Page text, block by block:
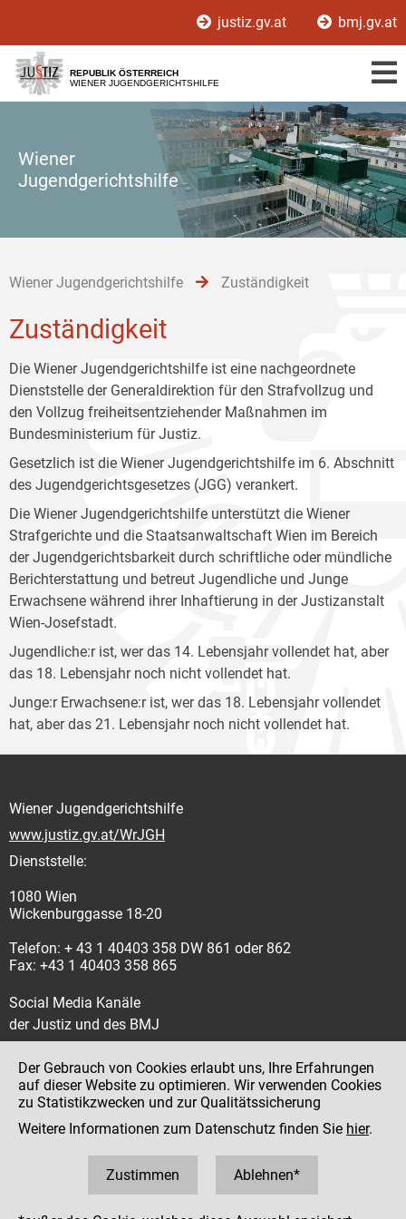
[1]
[2]
[3]
justiz.gv.at bmj.gv.at
REPUBLIK ÖSTERREICH
WIENER JUGENDGERICHTSHILFE
Wiener
Jugendgerichtshilfe
Wiener Jugendgerichtshilfe Zuständigkeit
Zuständigkeit
Die Wiener Jugendgerichtshilfe ist eine nachgeordnete
Dienststelle der Generaldirektion für den Strafvollzug und
den Vollzug freiheitsentziehender Maßnahmen im
Bundesministerium für Justiz.
Gesetzlich ist die Wiener Jugendgerichtshilfe im 6. Abschnitt
des Jugendgerichtsgesetzes (JGG) verankert.
Die Wiener Jugendgerichtshilfe unterstützt die Wiener
Strafgerichte und die Staatsanwaltschaft Wien im Bereich
der Jugendgerichtsbarkeit durch schriftliche oder mündliche
Berichterstattung und betreut Jugendliche und Junge
Erwachsene während ihrer Inhaftierung in der Justizanstalt
Wien-Josefstadt.
Jugendliche:r ist, wer das 14. Lebensjahr vollendet hat, aber
das 18. Lebensjahr noch nicht vollendet hat.
Junge:r Erwachsene:r ist, wer das 18. Lebensjahr vollendet
hat, aber das 21. Lebensjahr noch nicht vollendet hat.
Wiener Jugendgerichtshilfe
www.justiz.gv.at/WrJGH
Dienststelle:
1080 Wien
Wickenburggasse 18-20
Telefon: + 43 1 40403 358 DW 861 oder 862
Fax: +43 1 40403 358 865
Social Media Kanäle
der Justiz und des BMJ
Impressum
Datenschutz
Hinweisgeber:innenplattform (für Mitarbeiter:innen)
Der Gebrauch von Cookies erlaubt uns, Ihre Erfahrungen
auf dieser Website zu optimieren. Wir verwenden Cookies
zu Statistikzwecken und zur Qualitätssicherung
Weitere Informationen zum Datenschutz finden Sie hier.
Zustimmen Ablehnen*